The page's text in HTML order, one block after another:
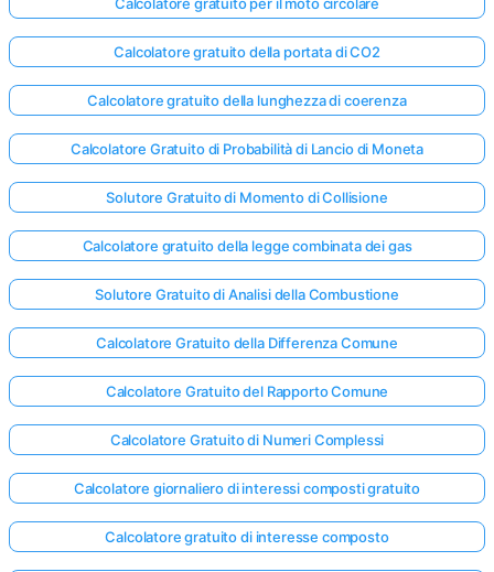
Calcolatore gratuito della portata di CO2
Calcolatore gratuito della lunghezza di coerenza
Calcolatore Gratuito di Probabilità di Lancio di Moneta
Solutore Gratuito di Momento di Collisione
Calcolatore gratuito della legge combinata dei gas
Solutore Gratuito di Analisi della Combustione
Calcolatore Gratuito della Differenza Comune
Calcolatore Gratuito del Rapporto Comune
Calcolatore Gratuito di Numeri Complessi
Calcolatore giornaliero di interessi composti gratuito
Calcolatore gratuito di interesse composto